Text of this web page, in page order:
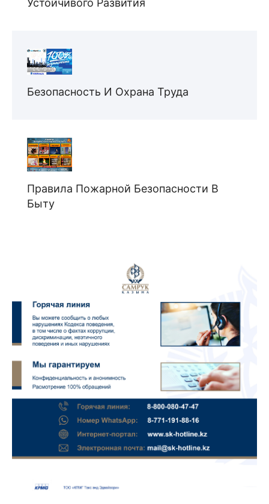
Устойчивого Развития
Безопасность И Охрана Труда
Правила Пожарной Безопасности В
Быту